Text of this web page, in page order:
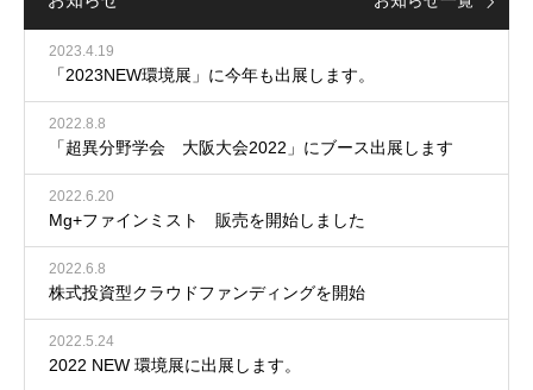
2023.4.19
「2023NEW環境展」に今年も出展します。
2022.8.8
「超異分野学会 大阪大会2022」にブース出展します
2022.6.20
Mg+ファインミスト 販売を開始しました
2022.6.8
株式投資型クラウドファンディングを開始
2022.5.24
2022 NEW 環境展に出展します。